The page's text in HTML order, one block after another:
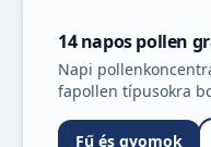
14 napos pollen
Napi
fapollen típusokra
Fű és gyomok